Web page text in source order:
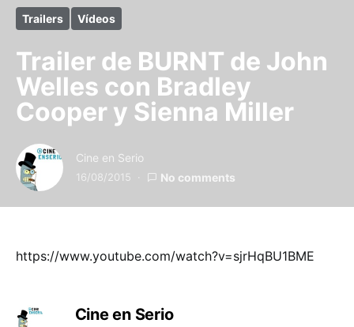
Trailers Vídeos
Trailer de BURNT de John
Welles con Bradley
Cooper y Sienna Miller
Cine en Serio
16/08/2015 No comments
https://www.youtube.com/watch?v=sjrHqBU1BME
Cine en Serio